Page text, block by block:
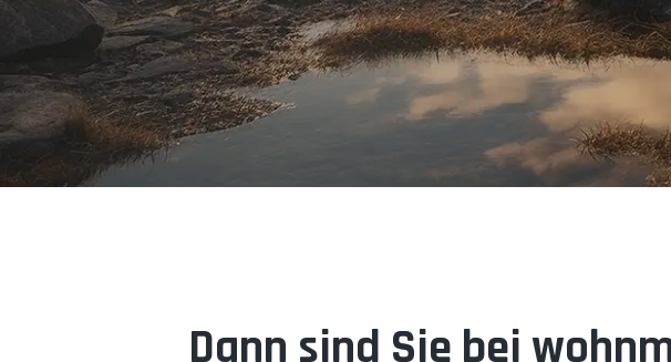
Dann sind Sie bei